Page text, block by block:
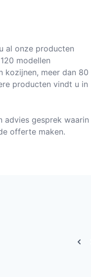
al onze producten
modellen
kozijnen, meer dan 80
producten vindt u in
advies gesprek waarin
offerte maken.